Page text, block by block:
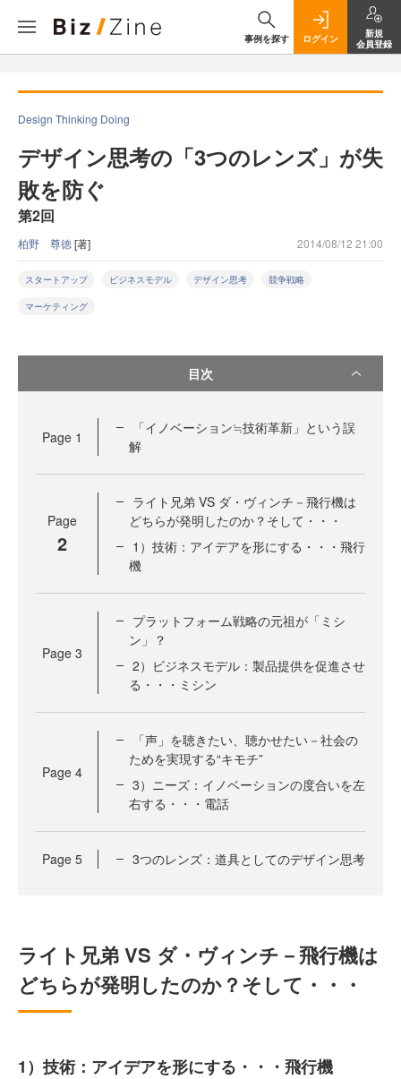
事例を探す ログイン
新規
会員登録
Design Thinking Doing
デザイン思考の「3つのレンズ」が失
敗を防ぐ
第2回
柏野 尊徳[著] 2014/08/12 21:00
スタートアップ ビジネスモデル デザイン思考 競争戦略
マーケティング
目次
Page 1
「イノベーション≒技術革新」という誤
解
Page
2
ライト兄弟 VS ダ・ヴィンチ－飛行機は
どちらが発明したのか？そして・・・
1）技術：アイデアを形にする・・・飛行
機
Page 3
プラットフォーム戦略の元祖が「ミシ
ン」？
2）ビジネスモデル：製品提供を促進させ
る・・・ミシン
Page 4
「声」を聴きたい、聴かせたい－社会の
ためを実現する“キモチ”
3）ニーズ：イノベーションの度合いを左
右する・・・電話
Page 5 3つのレンズ：道具としてのデザイン思考
ライト兄弟 VS ダ・ヴィンチ－飛行機は
どちらが発明したのか？そして・・・
1）技術：アイデアを形にする・・・飛行機